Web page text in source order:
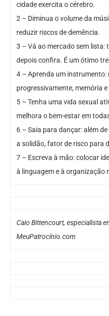
cidade exercita o cérebro.
2 – Diminua o volume da
reduzir riscos de demência.
3 – Vá ao mercado sem lista:
depois confira. É um ótimo
4 – Aprenda um instrumento:
progressivamente, memória
5 – Tenha uma vida sexual
melhora o bem-estar em
6 – Saia para dançar: além
a solidão, fator de risco para
7 – Escreva à mão: colocar
à linguagem e à organização
Caio Bittencourt, especialista
MeuPatrocínio.com